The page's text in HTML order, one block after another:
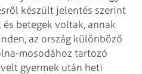
készült jelentés szerint
betegek voltak, annak
az ország különböző
mosodához tartozó
gyermek után heti